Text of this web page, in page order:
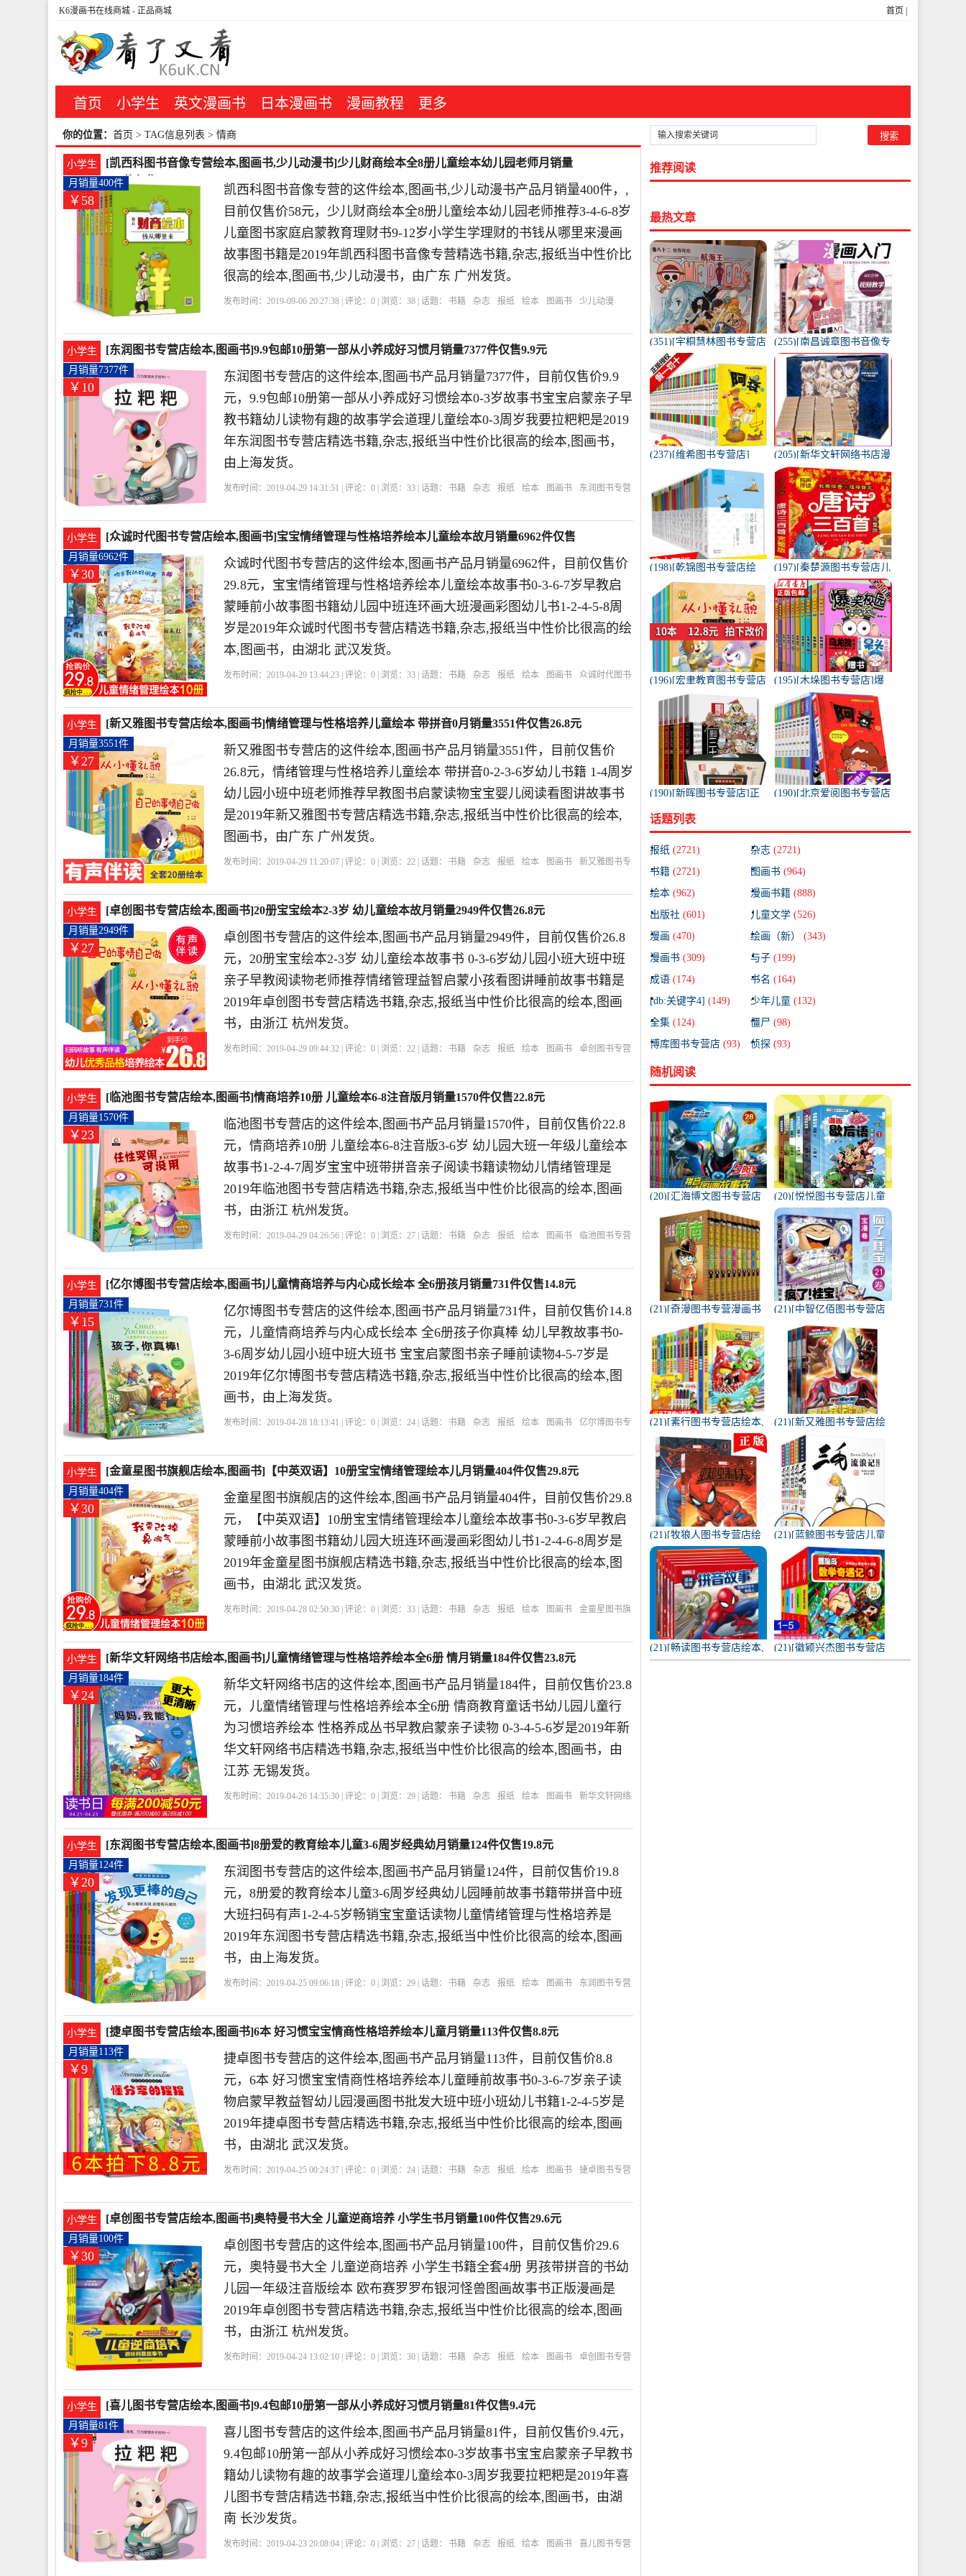
首页
K6漫画书在线商城 - 正品商城
首页 小学生 英文漫画书 日本漫画书 漫画教程 更多
你的位置： 首页 > TAG信息列表 > 情商
小学生
[凯西科图书音像专营绘本,图画书,少儿动漫书]少儿财商绘本全8册儿童绘本幼儿园老师月销量
400件仅售58元
￥58
月销量400件
凯西科图书音像专营的这件绘本,图画书,少儿动漫书产品月销量400件，,
目前仅售价58元，少儿财商绘本全8册儿童绘本幼儿园老师推荐3-4-6-8岁
儿童图书家庭启蒙教育理财书9-12岁小学生学理财的书钱从哪里来漫画
故事图书籍是2019年凯西科图书音像专营精选书籍,杂志,报纸当中性价比
很高的绘本,图画书,少儿动漫书，由广东 广州发货。
发布时间：2019-09-06 20:27:38 | 评论：0 | 浏览：38 | 话题： 书籍 杂志 报纸 绘本 图画书
少儿动漫
小学生 [东润图书专营店绘本,图画书]9.9包邮10册第一部从小养成好习惯月销量7377件仅售9.9元
￥10
月销量7377件
东润图书专营店的这件绘本,图画书产品月销量7377件，目前仅售价9.9
元，9.9包邮10册第一部从小养成好习惯绘本0-3岁故事书宝宝启蒙亲子早
教书籍幼儿读物有趣的故事学会道理儿童绘本0-3周岁我要拉粑粑是2019
年东润图书专营店精选书籍,杂志,报纸当中性价比很高的绘本,图画书，
由上海发货。
发布时间：2019-04-29 14:31:51 | 评论：0 | 浏览：33 | 话题： 书籍 杂志 报纸 绘本 图画书
东润图书专营
小学生
[众诚时代图书专营店绘本,图画书]宝宝情绪管理与性格培养绘本儿童绘本故月销量6962件仅售
29.8元
￥30
月销量6962件
众诚时代图书专营店的这件绘本,图画书产品月销量6962件，目前仅售价
29.8元，宝宝情绪管理与性格培养绘本儿童绘本故事书0-3-6-7岁早教启
蒙睡前小故事图书籍幼儿园中班连环画大班漫画彩图幼儿书1-2-4-5-8周
岁是2019年众诚时代图书专营店精选书籍,杂志,报纸当中性价比很高的绘
本,图画书，由湖北 武汉发货。
发布时间：2019-04-29 13:44:23 | 评论：0 | 浏览：33 | 话题： 书籍 杂志 报纸 绘本 图画书
众诚时代图书
小学生 [新又雅图书专营店绘本,图画书]情绪管理与性格培养儿童绘本 带拼音0月销量3551件仅售26.8元
￥27
月销量3551件
新又雅图书专营店的这件绘本,图画书产品月销量3551件，目前仅售价
26.8元，情绪管理与性格培养儿童绘本 带拼音0-2-3-6岁幼儿书籍 1-4周岁
幼儿园小班中班老师推荐早教图书启蒙读物宝宝婴儿阅读看图讲故事书
是2019年新又雅图书专营店精选书籍,杂志,报纸当中性价比很高的绘本,
图画书，由广东 广州发货。
发布时间：2019-04-29 11:20:07 | 评论：0 | 浏览：22 | 话题： 书籍 杂志 报纸 绘本 图画书
新又雅图书专
小学生 [卓创图书专营店绘本,图画书]20册宝宝绘本2-3岁 幼儿童绘本故月销量2949件仅售26.8元
￥27
月销量2949件
卓创图书专营店的这件绘本,图画书产品月销量2949件，目前仅售价26.8
元，20册宝宝绘本2-3岁 幼儿童绘本故事书 0-3-6岁幼儿园小班大班中班
亲子早教阅读物老师推荐情绪管理益智启蒙小孩看图讲睡前故事书籍是
2019年卓创图书专营店精选书籍,杂志,报纸当中性价比很高的绘本,图画
书，由浙江 杭州发货。
发布时间：2019-04-29 09:44:32 | 评论：0 | 浏览：22 | 话题： 书籍 杂志 报纸 绘本 图画书
卓创图书专营
小学生 [临池图书专营店绘本,图画书]情商培养10册 儿童绘本6-8注音版月销量1570件仅售22.8元
￥23
月销量1570件
临池图书专营店的这件绘本,图画书产品月销量1570件，目前仅售价22.8
元，情商培养10册 儿童绘本6-8注音版3-6岁 幼儿园大班一年级儿童绘本
故事书1-2-4-7周岁宝宝中班带拼音亲子阅读书籍读物幼儿情绪管理是
2019年临池图书专营店精选书籍,杂志,报纸当中性价比很高的绘本,图画
书，由浙江 杭州发货。
发布时间：2019-04-29 04:26:56 | 评论：0 | 浏览：27 | 话题： 书籍 杂志 报纸 绘本 图画书
临池图书专营
小学生 [亿尔博图书专营店绘本,图画书]儿童情商培养与内心成长绘本 全6册孩月销量731件仅售14.8元
￥15
月销量731件
亿尔博图书专营店的这件绘本,图画书产品月销量731件，目前仅售价14.8
元，儿童情商培养与内心成长绘本 全6册孩子你真棒 幼儿早教故事书0-
3-6周岁幼儿园小班中班大班书 宝宝启蒙图书亲子睡前读物4-5-7岁是
2019年亿尔博图书专营店精选书籍,杂志,报纸当中性价比很高的绘本,图
画书，由上海发货。
发布时间：2019-04-28 18:13:41 | 评论：0 | 浏览：24 | 话题： 书籍 杂志 报纸 绘本 图画书
亿尔博图书专
小学生 [金童星图书旗舰店绘本,图画书]【中英双语】10册宝宝情绪管理绘本儿月销量404件仅售29.8元
￥30
月销量404件
金童星图书旗舰店的这件绘本,图画书产品月销量404件，目前仅售价29.8
元，【中英双语】10册宝宝情绪管理绘本儿童绘本故事书0-3-6岁早教启
蒙睡前小故事图书籍幼儿园大班连环画漫画彩图幼儿书1-2-4-6-8周岁是
2019年金童星图书旗舰店精选书籍,杂志,报纸当中性价比很高的绘本,图
画书，由湖北 武汉发货。
发布时间：2019-04-28 02:50:30 | 评论：0 | 浏览：33 | 话题： 书籍 杂志 报纸 绘本 图画书
金童星图书旗
小学生 [新华文轩网络书店绘本,图画书]儿童情绪管理与性格培养绘本全6册 情月销量184件仅售23.8元
￥24
月销量184件
新华文轩网络书店的这件绘本,图画书产品月销量184件，目前仅售价23.8
元，儿童情绪管理与性格培养绘本全6册 情商教育童话书幼儿园儿童行
为习惯培养绘本 性格养成丛书早教启蒙亲子读物 0-3-4-5-6岁是2019年新
华文轩网络书店精选书籍,杂志,报纸当中性价比很高的绘本,图画书，由
江苏 无锡发货。
发布时间：2019-04-26 14:35:30 | 评论：0 | 浏览：29 | 话题： 书籍 杂志 报纸 绘本 图画书
新华文轩网络
小学生 [东润图书专营店绘本,图画书]8册爱的教育绘本儿童3-6周岁经典幼月销量124件仅售19.8元
￥20
月销量124件
东润图书专营店的这件绘本,图画书产品月销量124件，目前仅售价19.8
元，8册爱的教育绘本儿童3-6周岁经典幼儿园睡前故事书籍带拼音中班
大班扫码有声1-2-4-5岁畅销宝宝童话读物儿童情绪管理与性格培养是
2019年东润图书专营店精选书籍,杂志,报纸当中性价比很高的绘本,图画
书，由上海发货。
发布时间：2019-04-25 09:06:18 | 评论：0 | 浏览：29 | 话题： 书籍 杂志 报纸 绘本 图画书
东润图书专营
小学生 [捷卓图书专营店绘本,图画书]6本 好习惯宝宝情商性格培养绘本儿童月销量113件仅售8.8元
￥9
月销量113件
捷卓图书专营店的这件绘本,图画书产品月销量113件，目前仅售价8.8
元，6本 好习惯宝宝情商性格培养绘本儿童睡前故事书0-3-6-7岁亲子读
物启蒙早教益智幼儿园漫画图书批发大班中班小班幼儿书籍1-2-4-5岁是
2019年捷卓图书专营店精选书籍,杂志,报纸当中性价比很高的绘本,图画
书，由湖北 武汉发货。
发布时间：2019-04-25 00:24:37 | 评论：0 | 浏览：24 | 话题： 书籍 杂志 报纸 绘本 图画书
捷卓图书专营
小学生 [卓创图书专营店绘本,图画书]奥特曼书大全 儿童逆商培养 小学生书月销量100件仅售29.6元
￥30
月销量100件
卓创图书专营店的这件绘本,图画书产品月销量100件，目前仅售价29.6
元，奥特曼书大全 儿童逆商培养 小学生书籍全套4册 男孩带拼音的书幼
儿园一年级注音版绘本 欧布赛罗罗布银河怪兽图画故事书正版漫画是
2019年卓创图书专营店精选书籍,杂志,报纸当中性价比很高的绘本,图画
书，由浙江 杭州发货。
发布时间：2019-04-24 13:02:10 | 评论：0 | 浏览：30 | 话题： 书籍 杂志 报纸 绘本 图画书
卓创图书专营
小学生 [喜儿图书专营店绘本,图画书]9.4包邮10册第一部从小养成好习惯月销量81件仅售9.4元
￥9
月销量81件
喜儿图书专营店的这件绘本,图画书产品月销量81件，目前仅售价9.4元，
9.4包邮10册第一部从小养成好习惯绘本0-3岁故事书宝宝启蒙亲子早教书
籍幼儿读物有趣的故事学会道理儿童绘本0-3周岁我要拉粑粑是2019年喜
儿图书专营店精选书籍,杂志,报纸当中性价比很高的绘本,图画书，由湖
南 长沙发货。
发布时间：2019-04-23 20:08:04 | 评论：0 | 浏览：27 | 话题： 书籍 杂志 报纸 绘本 图画书
喜儿图书专营
推荐阅读
最热文章
(351)[宇桐慧林图书专营店
漫画书籍]正版现货航海王
卷八十二 世界哗然 月销量
14件仅售9.9元
(255)[南昌诚章图书音像专
营店绘画（新）]正版包邮
新手漫画技法教程-零基础
漫月销量95件仅售12元
(237)[维希图书专营店]
【自选10本】阿衰大全集
月销量104件仅售68元
(205)[新华文轩网络书店漫
画书籍]名侦探柯南连载20
周年纪念版大合集(月销量
26件仅售390元
(198)[乾锦图书专营店绘
本,图画书]全套20册 蔡志
忠漫画中英文对照版 月销
量10件仅售315元
(197)[秦楚源图书专营店儿
童文学]唐诗三百300首正
版全集幼儿园儿童宝月销
量17800件仅售14.9元
(196)[宏聿教育图书专营店
绘本,图画书]带拼音的儿童
绘本故事书套装10册 适月
销量1925件仅售19.8元
(195)[木垛图书专营店]爆
笑校园漫画书全套10册月
销量209件仅售65元
(190)[新晖图书专营店]正
量119件仅售62.3元
(190)[北京爱阅图书专营店
51件仅售68元
话题列表
报纸 (2721) 杂志 (2721)
书籍 (2721) 图画书 (964)
绘本 (962) 漫画书籍 (888)
出版社 (601) 儿童文学 (526)
漫画 (470) 绘画（新）
(343)
漫画书 (309) 与子 (199)
成语 (174) 书名 (164)
[db:关键字4] (149) 少年儿童 (132)
全集 (124) 僵尸 (98)
博库图书专营店 (93) 侦探 (93)
随机阅读
(20)[汇海博文图书专营店
绘本,图画书]奥特曼漫画书
全套全集6册 绘本幼儿园
月销量522件仅售44.8元
(20)[悦悦图书专营店儿童
文学]漫画歇后语大全书 全
套6册彩绘版正版月销量
334件仅售29.8元
(21)[奇漫图书专营漫画书
籍]【经典原版】名侦探柯
南漫画书全套1-月销量69
件仅售60元
(21)[中智亿佰图书专营店
漫画书籍]现货 疯了桂宝漫
画书21 宝漫卷 阿月销量72
件仅售20.8元
(21)[素行图书专营店绘本,
图画书]植物大战僵尸2漫
画书全套1-15册植月销量
114件仅售162元
(21)[新又雅图书专营店绘
本,图画书]捷德奥特曼漫画
书 大全4册 幼儿园连月销
量163件仅售29.8元
(21)[牧狼人图书专营店绘
本,图画书]正版蜘蛛侠励志
故事书漫威电影儿童漫画
月销量169件仅售45元
(21)[蓝鲸图书专营店儿童
文学]三毛流浪记全集正版
小学生全5册注音版月销量
1573件仅售76元
(21)[畅读图书专营店绘本,
图画书]漫威漫画 拼音故事
(21)[徽颍兴杰图书专营店
绘本,图画书]正版现货冒险